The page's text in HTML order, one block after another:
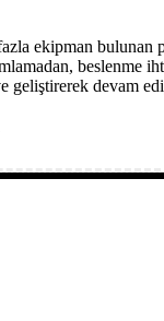
ekipman bulunan
beslenme
geliştirerek devam